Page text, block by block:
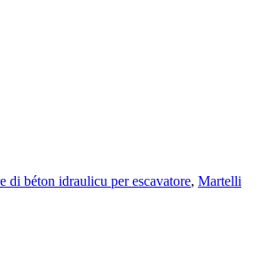
di béton idraulicu per escavatore, Martelli